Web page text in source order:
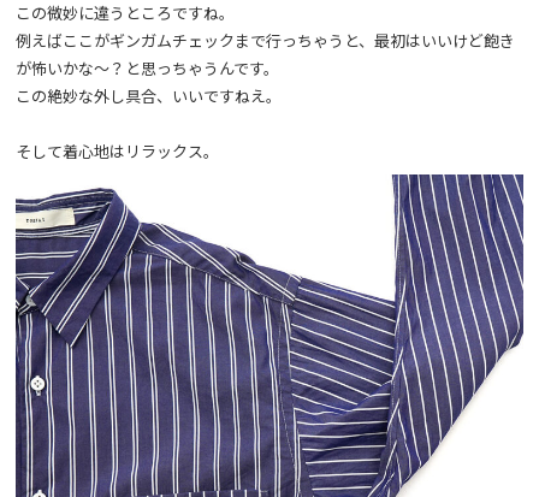
この微妙に違うところですね。
例えばここがギンガムチェックまで行っちゃうと、最初はいいけど飽き
が怖いかな～？と思っちゃうんです。
この絶妙な外し具合、いいですねえ。
そして着心地はリラックス。